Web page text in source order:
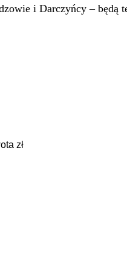
i Darczyńcy – będą